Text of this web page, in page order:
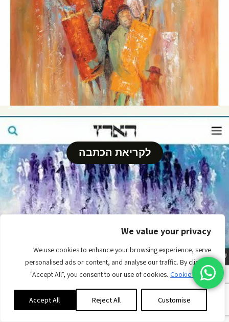
We value your privacy
We use cookies to enhance your browsing experience, serve
personalised ads or content, and analyse our traffic. By clicking
"Accept All", you consent to our use of cookies. Cookie Policy
Customise
Reject All
Accept All
לקריאת הכתבה